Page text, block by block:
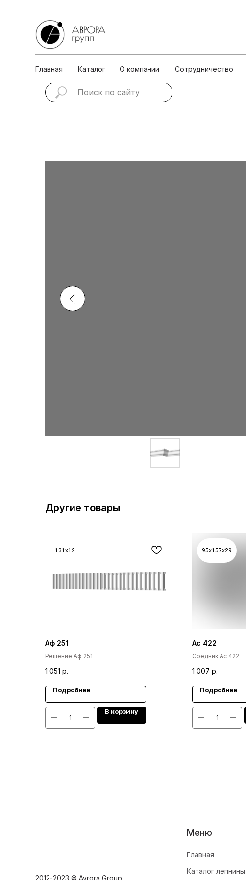
Главная Каталог О компании Сотрудничество
Другие товары
131x12
Аф 251
Решение Аф 251
1 051 р.
Подробнее
В корзину
95x157x29
Ас 422
Средник Ас 422
1 007 р.
Подробнее
Меню
Главная
Каталог лепнины
2012-2023 © Avrora Group